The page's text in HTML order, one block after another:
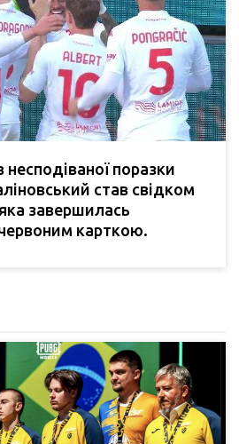
поразки
став свідком
завершилась
карткою.